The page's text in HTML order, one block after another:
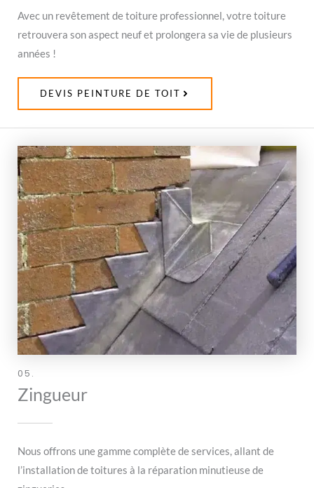
Avec un revêtement de toiture professionnel, votre toiture
retrouvera son aspect neuf et prolongera sa vie de plusieurs
années !
DEVIS PEINTURE DE TOIT
05.
Zingueur
Nous offrons une gamme complète de services, allant de
l’installation de toitures à la réparation minutieuse de